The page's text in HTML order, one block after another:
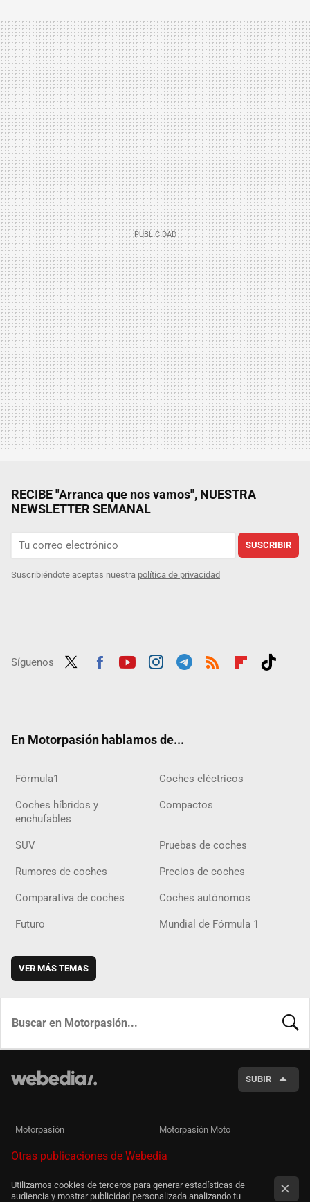
RECIBE "Arranca que nos vamos", NUESTRA
NEWSLETTER SEMANAL
SUSCRIBIR
Suscribiéndote aceptas nuestra política de privacidad
Síguenos
En Motorpasión hablamos de...
Fórmula1 Coches eléctricos
Coches híbridos y
enchufables
Compactos
SUV Pruebas de coches
Rumores de coches Precios de coches
Comparativa de coches Coches autónomos
Futuro Mundial de Fórmula 1
VER MÁS TEMAS
SUBIR
Motorpasión Motorpasión Moto
Otras publicaciones de Webedia
Utilizamos cookies de terceros para generar estadísticas de
audiencia y mostrar publicidad personalizada analizando tu